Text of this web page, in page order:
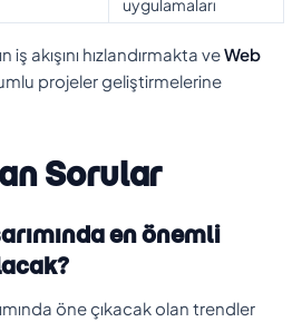
uygulamaları
iş akışını hızlandırmakta veWeb
projeler geliştirmelerine
Sorular
en önemli
öne çıkacak olan trendler